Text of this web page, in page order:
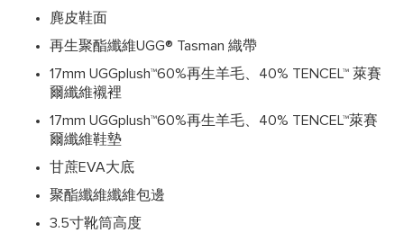
麂皮鞋面
再生聚酯纖維UGG® Tasman 織帶
17mm UGGplush™60%再生羊毛、40% TENCEL™ 萊賽
爾纖維襯裡
17mm UGGplush™60%再生羊毛、40% TENCEL™萊賽
爾纖維鞋墊
甘蔗EVA大底
聚酯纖維纖維包邊
3.5寸靴筒高度